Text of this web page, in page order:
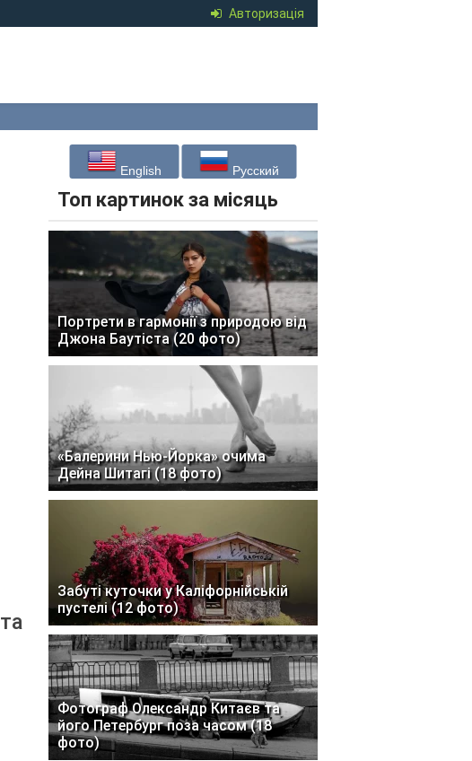
Авторизація
English Русский
Топ картинок за місяць
Портрети в гармонії з природою від
Джона Баутіста (20 фото)
«Балерини Нью-Йорка» очима
Дейна Шитагі (18 фото)
Забуті куточки у Каліфорнійській
пустелі (12 фото)
Фотограф Олександр Китаєв та
його Петербург поза часом (18
фото)